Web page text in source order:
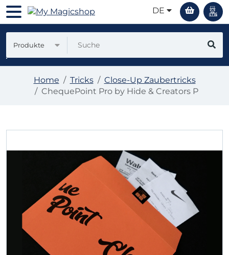
DE
Produkte
Home Tricks
Close-Up Zaubertricks
ChequePoint Pro by Hide & Creators P